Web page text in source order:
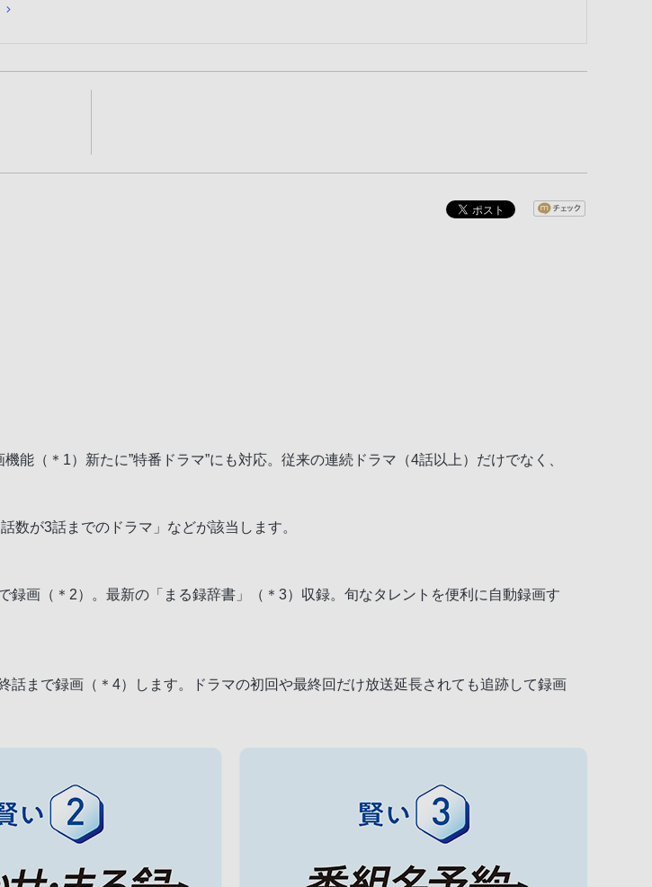
（＊1）新たに”特番ドラマ”にも対応。従来の連続ドラマ（4話以上）だけでなく、
が3話までのドラマ」などが該当します。
画（＊2）。最新の「まる録辞書」（＊3）収録。旬なタレントを便利に自動録画す
まで録画（＊4）します。ドラマの初回や最終回だけ放送延長されても追跡して録画